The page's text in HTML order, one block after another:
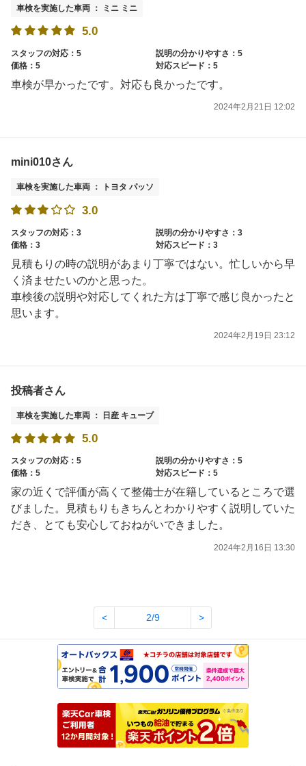
車検を実施した車両 ： ミニ ミニ
5.0
スタッフの対応：5
説明の分かりやすさ：5
価格：5
対応スピード：5
車検が早かったです。対応も良かったです。
2024年2月21日 12:02
mini010さん
車検を実施した車両 ： トヨタ パッソ
3.0
スタッフの対応：3
説明の分かりやすさ：3
価格：3
対応スピード：3
見積もりの時の説明があまり丁寧ではない。忙しいから早
く済ませたいのかと思った。
車検後の説明や対応してくれた方は丁寧で感じ良かったと
思います。
2024年2月19日 23:12
投稿者さん
車検を実施した車両 ： 日産 キューブ
5.0
スタッフの対応：5
説明の分かりやすさ：5
価格：5
対応スピード：5
家の近くで評価が高くて整備士が在籍しているところで選
びました。見積もりもきちんとわかりやすく説明していた
だき、とても安心しておねがいできました。
2024年2月16日 13:30
< 2/9 >